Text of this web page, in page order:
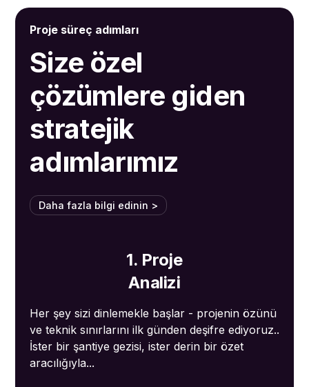
Proje süreç adımları
Size özel
çözümlere giden
stratejik
adımlarımız
Daha fazla bilgi edinin >
1. Proje
Analizi
Her şey sizi dinlemekle başlar - projenin özünü
ve teknik sınırlarını ilk günden deşifre ediyoruz..
İster bir şantiye gezisi, ister derin bir özet
aracılığıyla...